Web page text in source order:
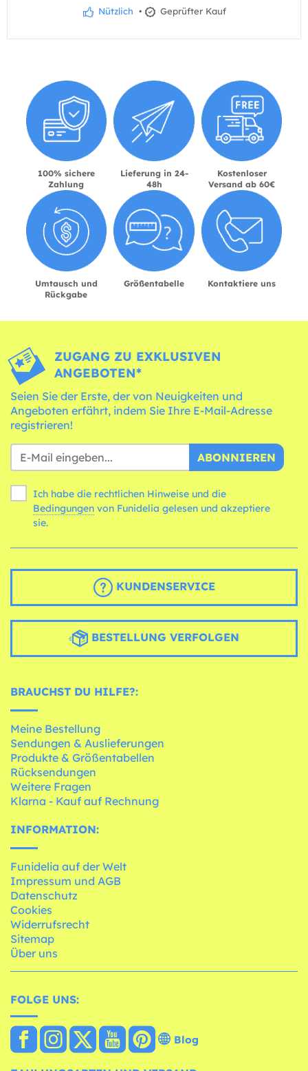
Nützlich • Geprüfter Kauf
100% sichere
Zahlung
Lieferung in 24-
48h
Kostenloser
Versand ab 60€
Umtausch und
Rückgabe
Größentabelle Kontaktiere uns
ZUGANG ZU EXKLUSIVEN
ANGEBOTEN*
Seien Sie der Erste, der von Neuigkeiten und
Angeboten erfährt, indem Sie Ihre E-Mail-Adresse
registrieren!
ABONNIEREN
Ich habe die rechtlichen Hinweise und die
Bedingungen
sie.
KUNDENSERVICE
BESTELLUNG VERFOLGEN
BRAUCHST DU HILFE?:
Meine Bestellung
Sendungen & Auslieferungen
Produkte & Größentabellen
Rücksendungen
Weitere Fragen
Klarna - Kauf auf Rechnung
INFORMATION:
Funidelia auf der Welt
Impressum und AGB
Datenschutz
Cookies
Widerrufsrecht
Sitemap
Über uns
FOLGE UNS:
Blog